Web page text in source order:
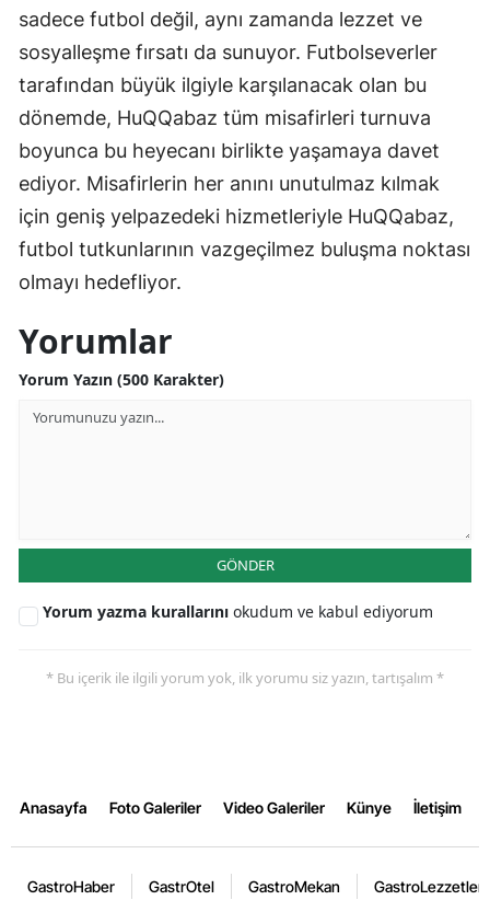
sadece futbol değil, aynı zamanda lezzet ve
sosyalleşme fırsatı da sunuyor. Futbolseverler
tarafından büyük ilgiyle karşılanacak olan bu
dönemde, HuQQabaz tüm misafirleri turnuva
boyunca bu heyecanı birlikte yaşamaya davet
ediyor. Misafirlerin her anını unutulmaz kılmak
için geniş yelpazedeki hizmetleriyle HuQQabaz,
futbol tutkunlarının vazgeçilmez buluşma noktası
olmayı hedefliyor.
Yorumlar
Yorum Yazın (500 Karakter)
GÖNDER
Yorum yazma kurallarını okudum ve kabul ediyorum
* Bu içerik ile ilgili yorum yok, ilk yorumu siz yazın, tartışalım *
Anasayfa Foto Galeriler Video Galeriler Künye İletişim
GastroHaber GastrOtel GastroMekan GastroLezzetler